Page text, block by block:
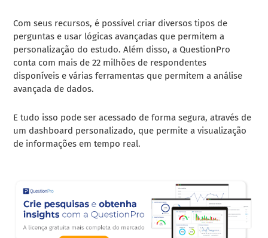
Com seus recursos, é possível criar diversos tipos de
perguntas e usar lógicas avançadas que permitem a
personalização do estudo. Além disso, a QuestionPro
conta com mais de 22 milhões de respondentes
disponíveis e várias ferramentas que permitem a análise
avançada de dados.
E tudo isso pode ser acessado de forma segura, através de
um dashboard personalizado, que permite a visualização
de informações em tempo real.